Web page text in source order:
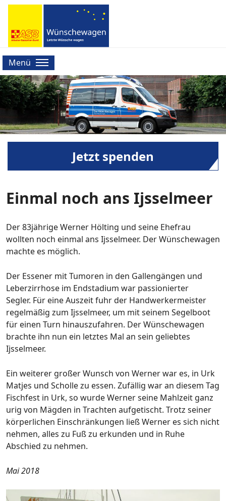
Menü
Jetzt spenden
Einmal noch ans Ijsselmeer
Der 83jährige Werner Hölting und seine Ehefrau
wollten noch einmal ans Ijsselmeer. Der Wünschewagen
machte es möglich.
Der Essener mit Tumoren in den Gallengängen und
Leberzirrhose im Endstadium war passionierter
Segler. Für eine Auszeit fuhr der Handwerkermeister
regelmäßig zum Ijsselmeer, um mit seinem Segelboot
für einen Turn hinauszufahren. Der Wünschewagen
brachte ihn nun ein letztes Mal an sein geliebtes
Ijsselmeer.
Ein weiterer großer Wunsch von Werner war es, in Urk
Matjes und Scholle zu essen. Zufällig war an diesem Tag
Fischfest in Urk, so wurde Werner seine Mahlzeit ganz
urig von Mägden in Trachten aufgetischt. Trotz seiner
körperlichen Einschränkungen ließ Werner es sich nicht
nehmen, alles zu Fuß zu erkunden und in Ruhe
Abschied zu nehmen.
Mai 2018